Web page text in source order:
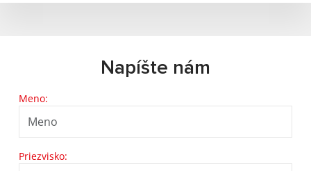
Napíšte nám
Meno:
Priezvisko: